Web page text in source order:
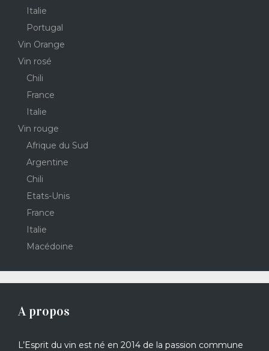
Italie
Portugal
Vin Orange
Vin rosé
Chili
France
Italie
Vin rouge
Afrique du Sud
Argentine
Chili
Etats-Unis
France
Italie
Macédoine
A propos
L’Esprit du vin est né en 2014 de la passion commune